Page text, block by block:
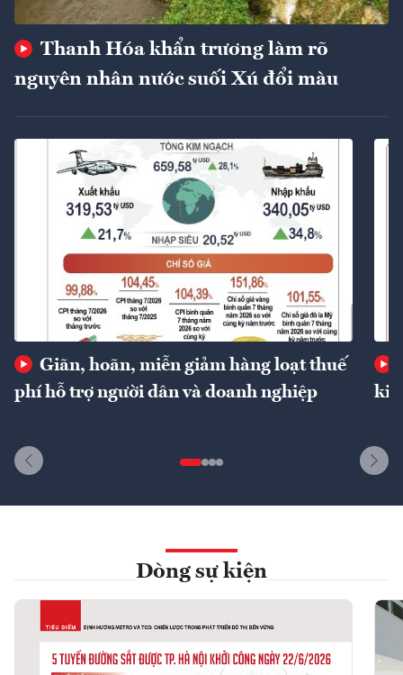
Thanh Hóa khẩn trương làm rõ
nguyên nhân nước suối Xú đổi màu
Giãn, hoãn, miễn giảm hàng loạt thuế
phí hỗ trợ người dân và doanh nghiệp
Dòng sự kiện